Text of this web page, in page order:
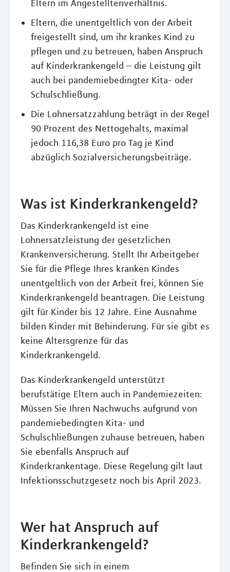
Eltern im Angestelltenverhältnis.
Eltern, die unentgeltlich von der Arbeit
freigestellt sind, um ihr krankes Kind zu
pflegen und zu betreuen, haben Anspruch
auf Kinderkrankengeld – die Leistung gilt
auch bei pandemiebedingter Kita- oder
Schulschließung.
Die Lohnersatzzahlung beträgt in der Regel
90 Prozent des Nettogehalts, maximal
jedoch 116,38 Euro pro Tag je Kind
abzüglich Sozialversicherungsbeiträge.
Was ist Kinderkrankengeld?
Das Kinderkrankengeld ist eine
Lohnersatzleistung der gesetzlichen
Krankenversicherung. Stellt Ihr Arbeitgeber
Sie für die Pflege Ihres kranken Kindes
unentgeltlich von der Arbeit frei, können Sie
Kinderkrankengeld beantragen. Die Leistung
gilt für Kinder bis 12 Jahre. Eine Ausnahme
bilden Kinder mit Behinderung. Für sie gibt es
keine Altersgrenze für das
Kinderkrankengeld.
Das Kinderkrankengeld unterstützt
berufstätige Eltern auch in Pandemiezeiten:
Müssen Sie Ihren Nachwuchs aufgrund von
pandemiebedingten Kita- und
Schulschließungen zuhause betreuen, haben
Sie ebenfalls Anspruch auf
Kinderkrankentage. Diese Regelung gilt laut
Infektionsschutzgesetz noch bis April 2023.
Wer hat Anspruch auf
Kinderkrankengeld?
Befinden Sie sich in einem